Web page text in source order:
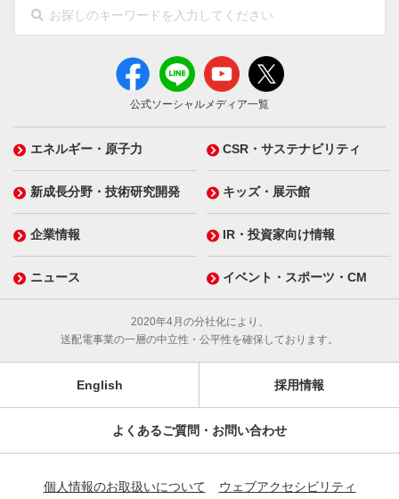
公式ソーシャルメディア一覧
エネルギー・原子力 CSR・サステナビリティ
新成長分野・技術研究開発 キッズ・展示館
企業情報 IR・投資家向け情報
ニュース イベント・スポーツ・CM
2020年4月の分社化により、
送配電事業の一層の中立性・公平性を確保しております。
English 採用情報
よくあるご質問・お問い合わせ
個人情報のお取扱いについて ウェブアクセシビリティ